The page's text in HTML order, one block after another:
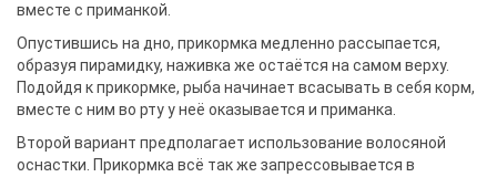
вместе с приманкой.
Опустившись на дно, прикормка медленно рассыпается,
образуя пирамидку, наживка же остаётся на самом верху.
Подойдя к прикормке, рыба начинает всасывать в себя корм,
вместе с ним во рту у неё оказывается и приманка.
Второй вариант предполагает использование волосяной
оснастки. Прикормка всё так же запрессовывается в